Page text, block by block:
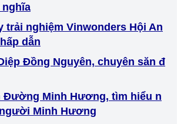
nghĩa
trải nghiệm Vinwonders Hội An
dẫn
Đồng Nguyên, chuyên săn đ
Đường Minh Hương, tìm hiểu n
Minh Hương